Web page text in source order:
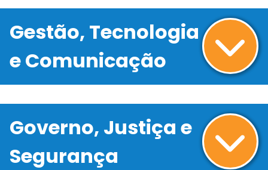
Gestão, Tecnologia
e Comunicação
Governo, Justiça e
Segurança